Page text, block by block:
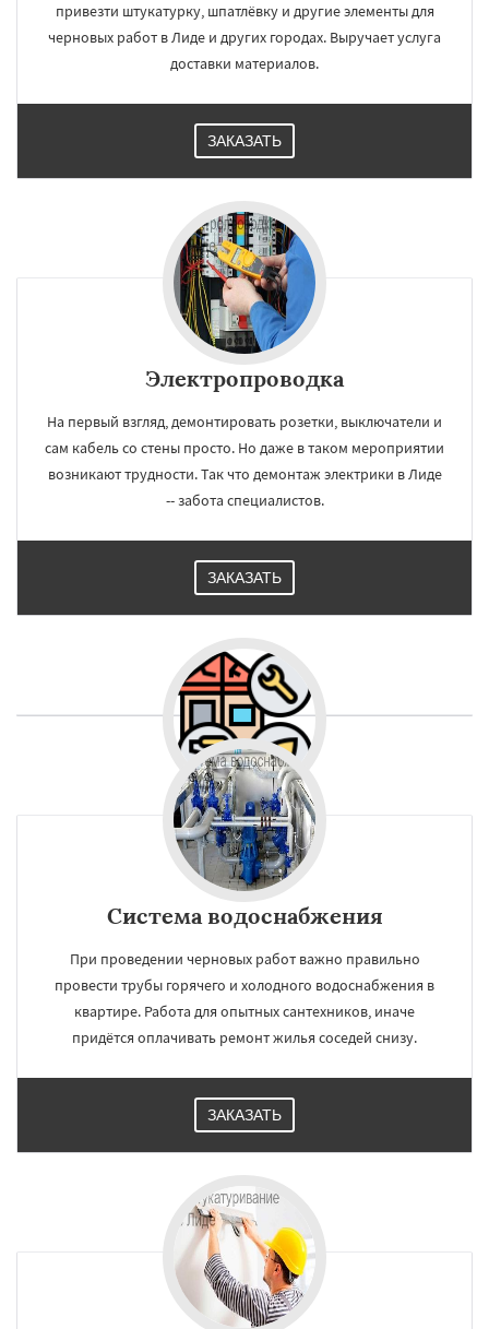
привезти штукатурку, шпатлёвку и другие элементы для
черновых работ в Лиде и других городах. Выручает услуга
доставки материалов.
ЗАКАЗАТЬ
Электропроводка
На первый взгляд, демонтировать розетки, выключатели и
сам кабель со стены просто. Но даже в таком мероприятии
возникают трудности. Так что демонтаж электрики в Лиде
-- забота специалистов.
ЗАКАЗАТЬ
Система водоснабжения
При проведении черновых работ важно правильно
провести трубы горячего и холодного водоснабжения в
квартире. Работа для опытных сантехников, иначе
придётся оплачивать ремонт жилья соседей снизу.
ЗАКАЗАТЬ